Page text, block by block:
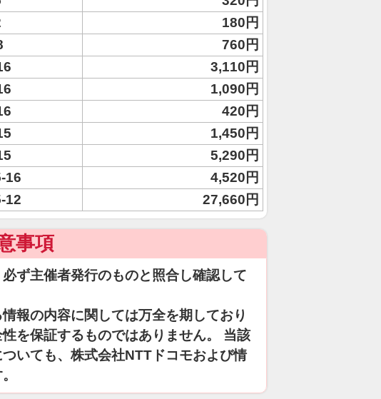
180円
760円
3,110円
1,090円
420円
1,450円
5,290円
16
4,520円
12 27,660円
事項
ず主催者発行のものと照合し確認して
報の内容に関しては万全を期しており
を保証するものではありません。 当該
いても、株式会社NTTドコモおよび情